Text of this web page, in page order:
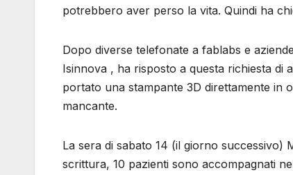
potrebbero aver perso la vita. Quindi ha
Dopo diverse telefonate a fablabs e
Isinnova , ha risposto a questa richiesta di
portato una stampante 3D direttamente in
mancante.
La sera di sabato 14 (il giorno successivo)
scrittura, 10 pazienti sono accompagnati